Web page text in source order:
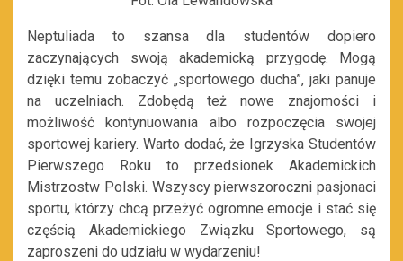
Neptuliada to szansa dla studentów dopiero
zaczynających swoją akademicką przygodę. Mogą
dzięki temu zobaczyć „sportowego ducha”, jaki panuje
na uczelniach. Zdobędą też nowe znajomości i
możliwość kontynuowania albo rozpoczęcia swojej
sportowej kariery. Warto dodać, że Igrzyska Studentów
Pierwszego Roku to przedsionek Akademickich
Mistrzostw Polski. Wszyscy pierwszoroczni pasjonaci
sportu, którzy chcą przeżyć ogromne emocje i stać się
częścią Akademickiego Związku Sportowego, są
zaproszeni do udziału w wydarzeniu!